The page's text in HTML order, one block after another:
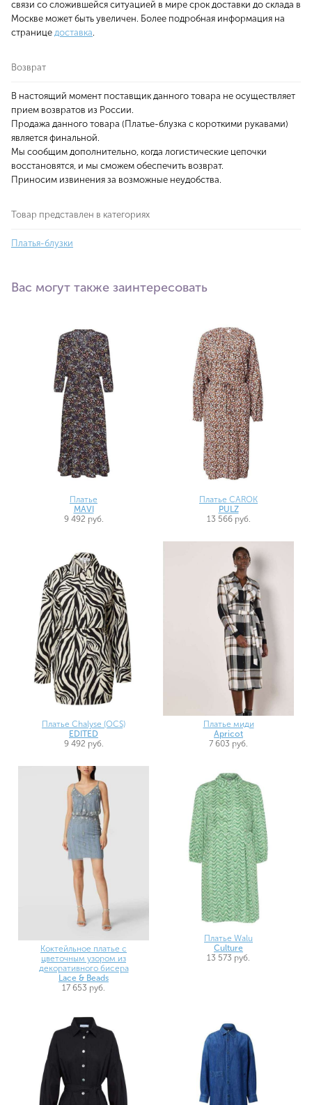
связи со сложившейся ситуацией в мире срок доставки до склада в
Москве может быть увеличен. Более подробная информация на
странице доставка.
Возврат
В настоящий момент поставщик данного товара не осуществляет
прием возвратов из России.
Продажа данного товара (Платье-блузка с короткими рукавами)
является финальной.
Мы сообщим дополнительно, когда логистические цепочки
восстановятся, и мы сможем обеспечить возврат.
Приносим извинения за возможные неудобства.
Товар представлен в категориях
Платья-блузки
Вас могут также заинтересовать
Платье
MAVI
9 492 руб.
Платье CAROK
PULZ
13 566 руб.
Платье Chalyse (OCS)
EDITED
9 492 руб.
Платье миди
Apricot
7 603 руб.
Коктейльное платье с
цветочным узором из
декоративного бисера
Lace & Beads
17 653 руб.
Платье Walu
Culture
13 573 руб.